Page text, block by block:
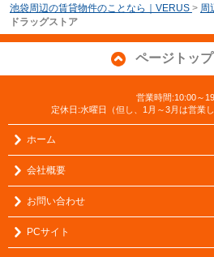
池袋周辺の賃貸物件のことなら｜VERUS > 周
ドラッグストア
ページトッ
営業時間:10:00～
定休日:水曜日（但し、1月～3月は営業
ホーム
会社概要
お問い合わせ
PCサイト